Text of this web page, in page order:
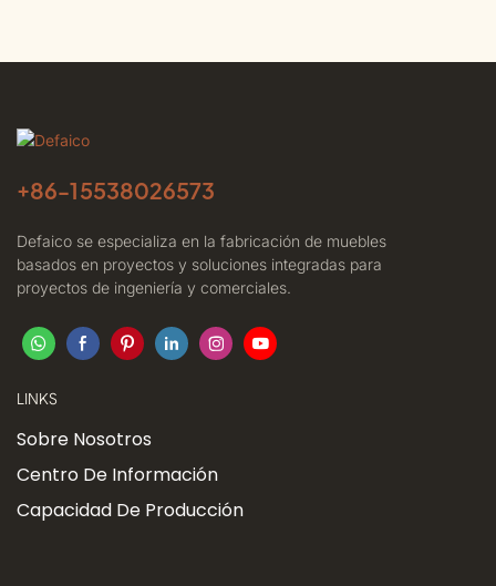
+86-15538026573
Defaico se especializa en la fabricación de muebles
basados ​​en proyectos y soluciones integradas para
proyectos de ingeniería y comerciales.
LINKS
Sobre Nosotros
Centro De Información
Capacidad De Producción